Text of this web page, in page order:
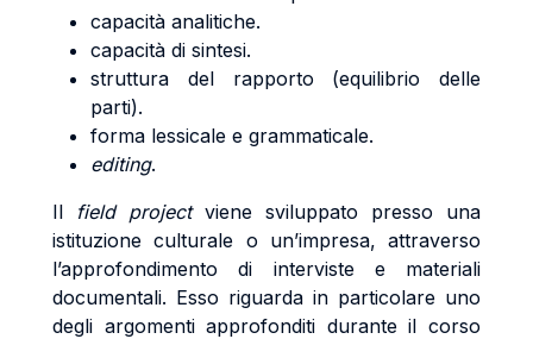
capacità analitiche.
capacità di sintesi.
struttura del rapporto (equilibrio delle
parti).
forma lessicale e grammaticale.
editing.
Il field project viene sviluppato presso una
istituzione culturale o un’impresa, attraverso
l’approfondimento di interviste e materiali
documentali. Esso riguarda in particolare uno
degli argomenti approfonditi durante il corso